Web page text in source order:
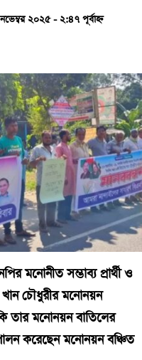
২০২৫ - ২:৪৭ পূর্বাহ্ন
মনোনীত সম্ভাব্য প্রার্থী ও
চৌধুরীর মনোনয়ন
তার মনোনয়ন বাতিলের
করেছেন মনোনয়ন বঞ্চিত